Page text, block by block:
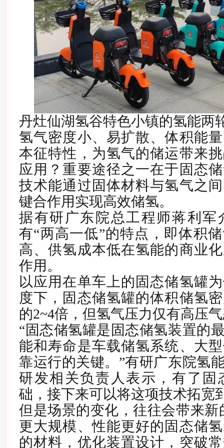
丹灶仙湖氢谷特色小镇的氢能两
氢气密度小、易扩散、体积能
本征特性，为氢气的储运带来
应用？重要途径之一在于固态
技术能通过固体材料与氢气之
键合作用实现高效储氢。
据有研广东院总工程师蒋利军
有“两高一低”的特点，即体积
高、供氢成本低在氢能的商业
作用。
以应用在单车上的固态储氢罐
度下，固态储氢罐的体积储氢
的2~4倍，但氢气压力仅有高压
“固态储氢罐是固态储氢装置的
能和寿命是车载储氢系统、大
靠运行的关键。”有研广东院氢
研发相关负责人表示，有了固
础，接下来可以将这项技术拓宽
但是场景的变化，往往会带来新
更大规模、性能更好的固态储
的材料，优化装置设计，突破